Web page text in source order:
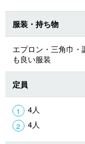
服装・持ち物
エプロン・三角巾
も良い服装
定員
4人
4人